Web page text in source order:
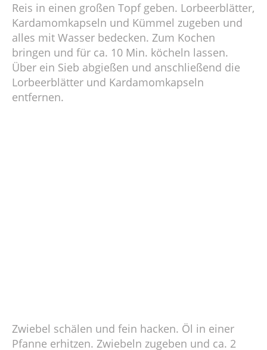
Reis in einen großen Topf geben. Lorbeerblätter,
Kardamomkapseln und Kümmel zugeben und
alles mit Wasser bedecken. Zum Kochen
bringen und für ca. 10 Min. köcheln lassen.
Über ein Sieb abgießen und anschließend die
Lorbeerblätter und Kardamomkapseln
entfernen.
Zwiebel schälen und fein hacken. Öl in einer
Pfanne erhitzen. Zwiebeln zugeben und ca. 2